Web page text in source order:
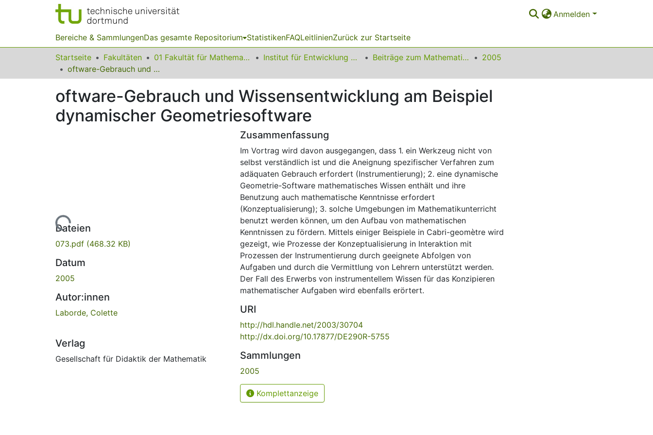
Anmelden
Bereiche & SammlungenDas gesamte Repositorium StatistikenFAQLeitlinienZurück zur Startseite
Startseite Fakultäten 01 Fakultät für Mathematik Institut für Entwicklung und Erforschung des Mathematikunterrichts Beiträge zum Mathematikunterricht
2005
oftware-Gebrauch und Wissensentwicklung am Beispiel dynamischer Geometriesoftware
oftware-Gebrauch und Wissensentwicklung am Beispiel
dynamischer Geometriesoftware
Lade...
Dateien
073.pdf (468.32 KB)
Datum
2005
Autor:innen
Laborde, Colette
Verlag
Gesellschaft für Didaktik der Mathematik
Zusammenfassung
Im Vortrag wird davon ausgegangen, dass 1. ein Werkzeug nicht von
selbst verständlich ist und die Aneignung spezifischer Verfahren zum
adäquaten Gebrauch erfordert (Instrumentierung); 2. eine dynamische
Geometrie-Software mathematisches Wissen enthält und ihre
Benutzung auch mathematische Kenntnisse erfordert
(Konzeptualisierung); 3. solche Umgebungen im Mathematikunterricht
benutzt werden können, um den Aufbau von mathematischen
Kenntnissen zu fördern. Mittels einiger Beispiele in Cabri-geomètre wird
gezeigt, wie Prozesse der Konzeptualisierung in Interaktion mit
Prozessen der Instrumentierung durch geeignete Abfolgen von
Aufgaben und durch die Vermittlung von Lehrern unterstützt werden.
Der Fall des Erwerbs von instrumentellem Wissen für das Konzipieren
mathematischer Aufgaben wird ebenfalls erörtert.
URI
http://hdl.handle.net/2003/30704
http://dx.doi.org/10.17877/DE290R-5755
Sammlungen
2005
Komplettanzeige